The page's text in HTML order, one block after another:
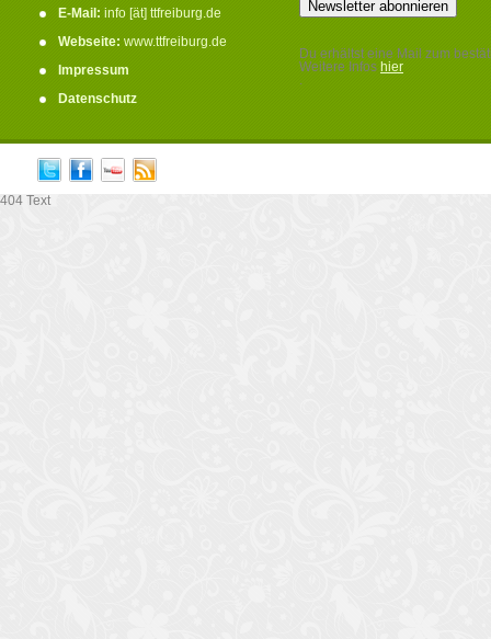
E-Mail: info [ät] ttfreiburg.de
Webseite: www.ttfreiburg.de
Impressum
Datenschutz
Du erhältst eine Mail zum
Weitere Infos hier
.
404 Text